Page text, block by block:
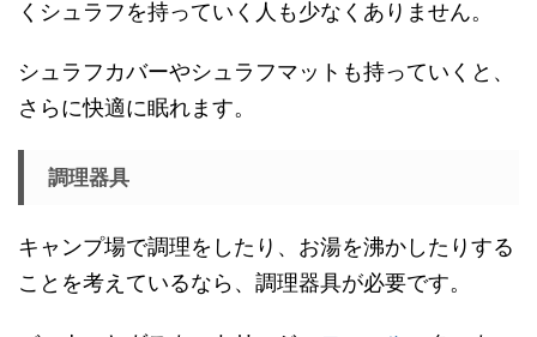
くシュラフを持っていく人も少なくありません。
シュラフカバーやシュラフマットも持っていくと、
さらに快適に眠れます。
調理器具
キャンプ場で調理をしたり、お湯を沸かしたりする
ことを考えているなら、調理器具が必要です。